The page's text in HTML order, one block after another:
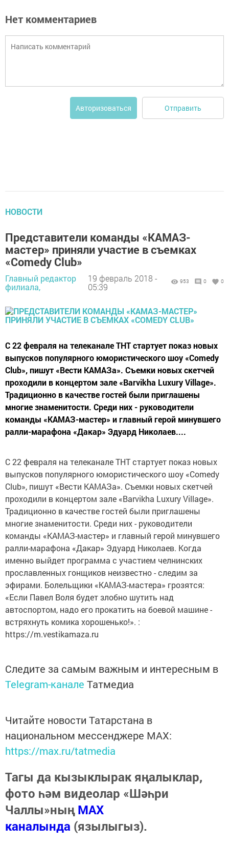
Нет комментариев
Авторизоваться Отправить
НОВОСТИ
Представители команды «КАМАЗ-
мастер» приняли участие в съемках
«Comedy Club»
Главный редактор
филиала,
19 февраль 2018 -
05:39
953 0 0
С 22 февраля на телеканале ТНТ стартует показ новых
выпусков популярного юмористического шоу «Comedy
Club», пишут «Вести КАМАЗа». Съемки новых скетчей
проходили в концертом зале «Barvikha Luxury Village».
Традиционно в качестве гостей были приглашены
многие знаменитости. Среди них - руководители
команды «КАМАЗ-мастер» и главный герой минувшего
ралли-марафона «Дакар» Эдуард Николаев....
С 22 февраля на телеканале ТНТ стартует показ новых
выпусков популярного юмористического шоу «Comedy
Club», пишут «Вести КАМАЗа». Съемки новых скетчей
проходили в концертом зале «Barvikha Luxury Village».
Традиционно в качестве гостей были приглашены
многие знаменитости. Среди них - руководители
команды «КАМАЗ-мастер» и главный герой минувшего
ралли-марафона «Дакар» Эдуард Николаев. Когда
именно выйдет программа с участием челнинских
прославленных гонщиков неизвестно - следим за
эфирами. Болельщики «КАМАЗ-мастера» грозятся:
«Если Павел Воля будет злобно шутить над
автоспортом, надо его прокатить на боевой машине -
встряхнуть комика хорошенько!». :
https://m.vestikamaza.ru
Следите за самым важным и интересным в
Telegram-канале Татмедиа
Читайте новости Татарстана в
национальном мессенджере MАХ:
https://max.ru/tatmedia
Тагы да кызыклырак яңалыклар,
фото һәм видеолар «Шәһри
Чаллы»ныңMAX
каналында (язылыгыз).